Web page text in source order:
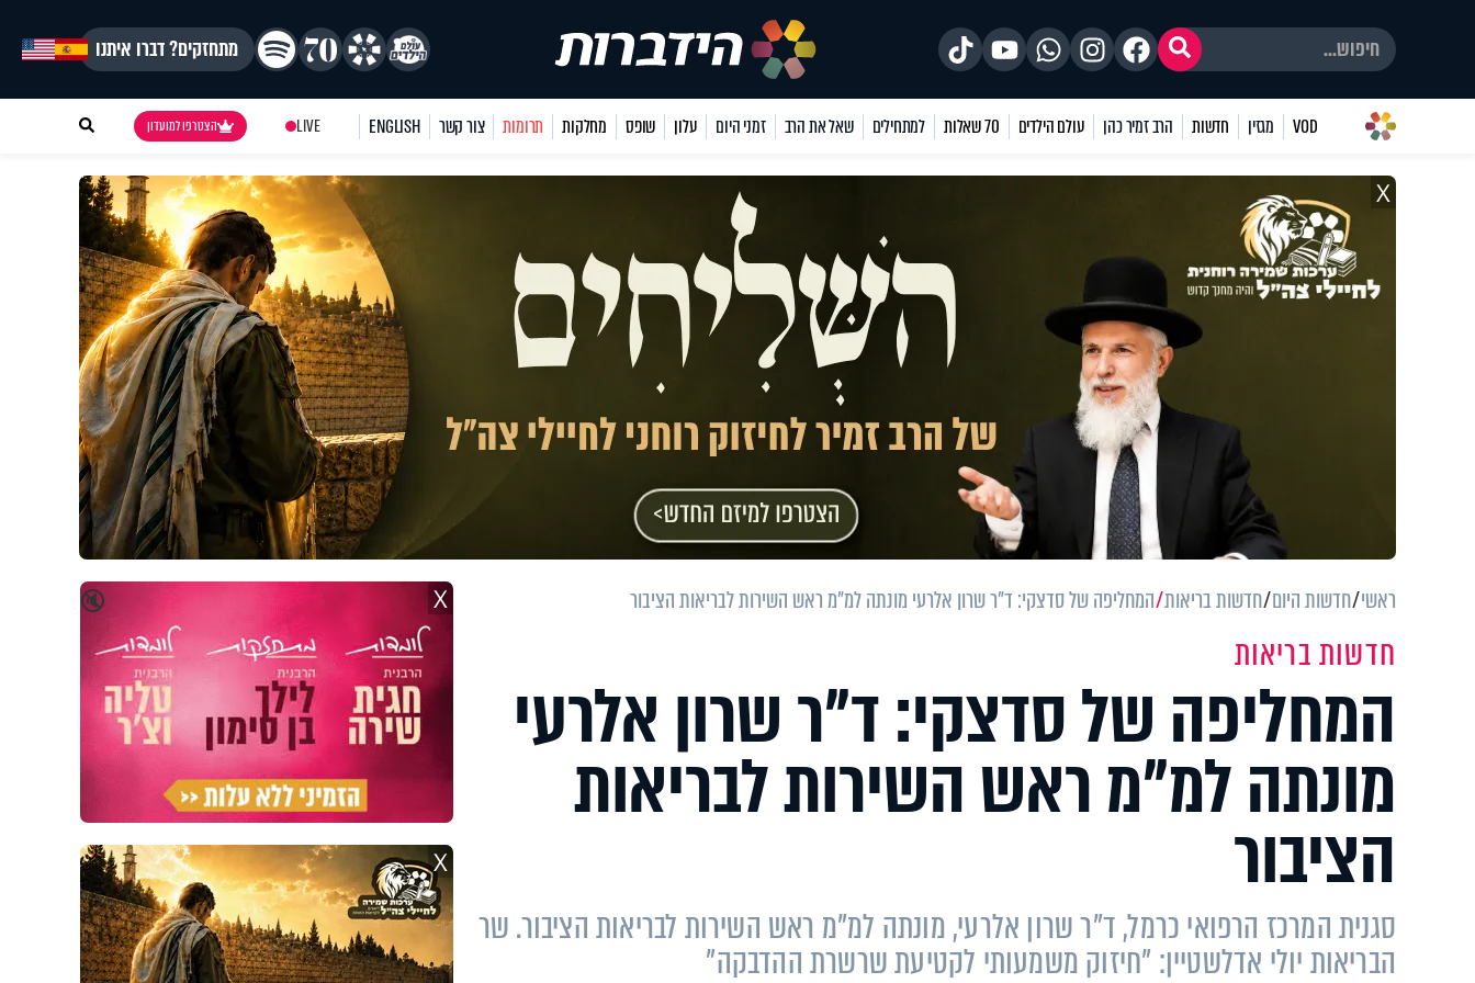
מתחזקים? דברו איתנו
VOD מגזין חדשות הרב זמיר כהן עולם הילדים 70 שאלות למתחילים שאל את הרב זמני היום עלון שופס מחלקות תרומות צור קשר ENGLISH
LIVE הצטרפו למועדון
X
ראשי חדשות היום חדשות בריאות המחליפה של סדצקי: ד"ר שרון אלרעי מונתה למ"מ ראש השירות לבריאות הציבור
חדשות בריאות
המחליפה של סדצקי: ד"ר שרון אלרעי
מונתה למ"מ ראש השירות לבריאות
הציבור
סגנית המרכז הרפואי כרמל, ד"ר שרון אלרעי, מונתה למ"מ ראש השירות לבריאות הציבור. שר
הבריאות יולי אדלשטיין: "חיזוק משמעותי לקטיעת שרשרת ההדבקה"
🔇 X
X